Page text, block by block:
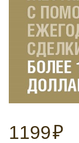
1199₽